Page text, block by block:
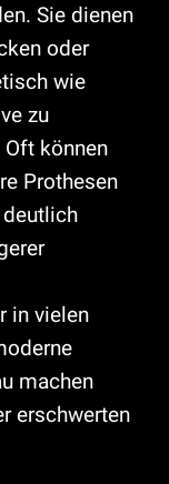
Sie dienen
oder
wie
zu
können
Prothesen
in vielen
machen
erschwerten